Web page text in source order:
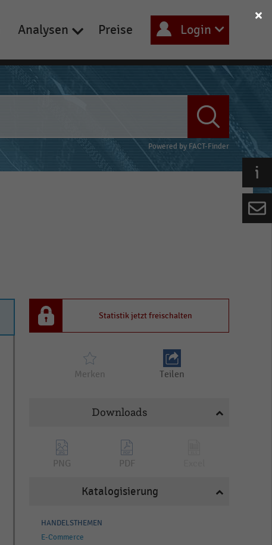
Analysen Preise Login
Powered by FACT-Finder
Statistik jetzt freischalten
Merken Teilen
Downloads
PNG PDF
Katalogisierung
HANDELSTHEMEN
E-Commerce